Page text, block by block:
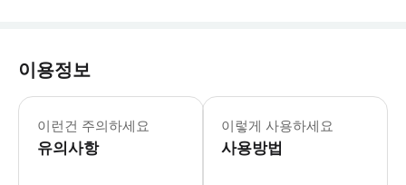
이용정보
이런건 주의하세요
유의사항
걷기 편한 신발을 착용하세요. 식욕과
이렇게 사용하세요
사용방법